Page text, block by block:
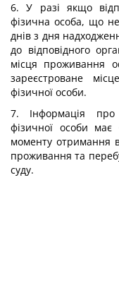
6. У разі якщо
фізична особа, що
днів з дня
до відповідного
місця проживання
зареєстроване
фізичної особи.
7. Інформація про
фізичної особи
моменту отримання
проживання та
суду.